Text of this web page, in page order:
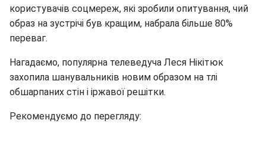
користувачів соцмереж, які зробили опитування, чий
образ на зустрічі був кращим, набрала більше 80%
переваг.
Нагадаємо, популярна телеведуча Леся Нікітюк
захопила шанувальників новим образом на тлі
обшарпаних стін і іржавої решітки.
Рекомендуємо до перегляду: